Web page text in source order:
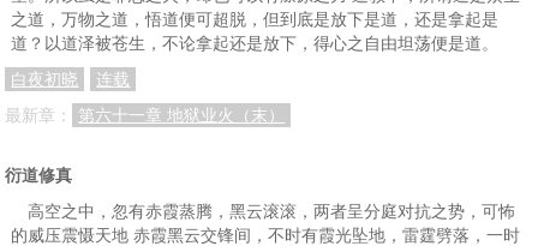
之道，万物之道，悟道便可超脱，但到底是放下是道，还是拿起是
道？以道泽被苍生，不论拿起还是放下，得心之自由坦荡便是道。
白夜初晓
连载
最新章：
第六十一章 地狱业火（末）
衍道修真
高空之中，忽有赤霞蒸腾，黑云滚滚，两者呈分庭对抗之势，可怖
的威压震慑天地 赤霞黑云交锋间，不时有霞光坠地，雷霆劈落，一时